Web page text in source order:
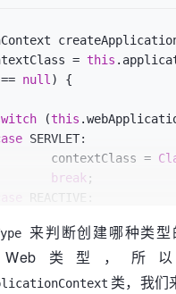
=
下文
检索
new
Class[] {
加载
导入的各
= this
null ) {
(this
SERVLET:
					contextClass =
break ;
REACTIVE:
break;
default
:
					contextClass =
来判断创建哪种类
Web类型，
类，我们